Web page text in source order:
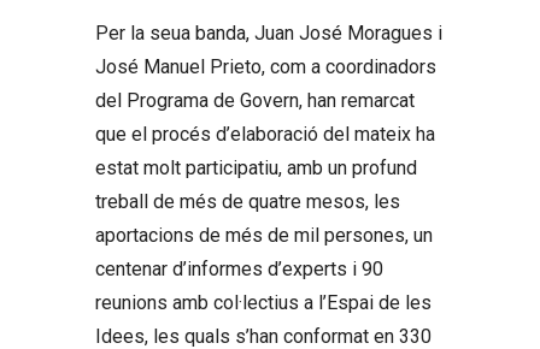
Per la seua banda, Juan José Moragues i
José Manuel Prieto, com a coordinadors
del Programa de Govern, han remarcat
que el procés d’elaboració del mateix ha
estat molt participatiu, amb un profund
treball de més de quatre mesos, les
aportacions de més de mil persones, un
centenar d’informes d’experts i 90
reunions amb col·lectius a l’Espai de les
Idees, les quals s’han conformat en 330